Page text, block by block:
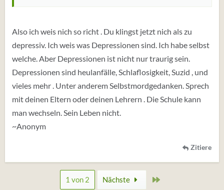
Also ich weis nich so richt . Du klingst jetzt nich als zu
depressiv. Ich weis was Depressionen sind. Ich habe selbst
welche. Aber Depressionen ist nicht nur traurig sein.
Depressionen sind heulanfälle, Schlaflosigkeit, Suzid , und
vieles mehr . Unter anderem Selbstmordgedanken. Sprech
mit deinen Eltern oder deinen Lehrern . Die Schule kann
man wechseln. Sein Leben nicht.
~Anonym
Zitiere
1 von 2 Nächste